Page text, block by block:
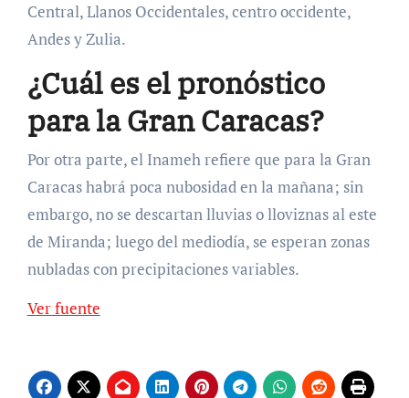
Central, Llanos Occidentales, centro occidente,
Andes y Zulia.
¿Cuál es el pronóstico
para la Gran Caracas?
Por otra parte, el Inameh refiere que para la Gran
Caracas habrá poca nubosidad en la mañana; sin
embargo, no se descartan lluvias o lloviznas al este
de Miranda; luego del mediodía, se esperan zonas
nubladas con precipitaciones variables.
Ver fuente